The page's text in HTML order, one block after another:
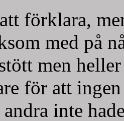
förklara,
med på
men
för att
inte